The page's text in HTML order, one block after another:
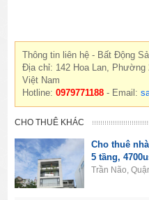
Thông tin liên hệ - Bất Động
Địa chỉ: 142 Hoa Lan, Phường
Việt Nam
Hotline:0979771188 - Email:
CHO THUÊ KHÁC
Cho thuê
5 tầng,
Trần Não,